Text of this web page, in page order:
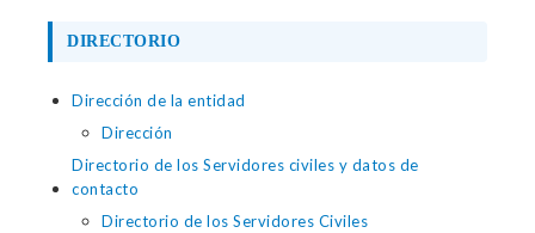
DIRECTORIO
Dirección de la entidad
Dirección
Directorio de los Servidores civiles y datos de
contacto
Directorio de los Servidores Civiles